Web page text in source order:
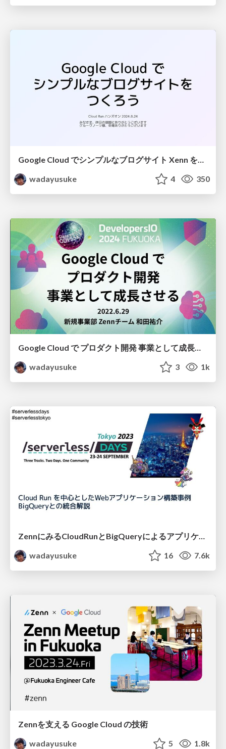
Google Cloud でシンプルなブログサイト Xenn をつくろう / xenn-google-cloud-handson
wadayusuke
4 350
Google Cloud で プロダクト開発 事業として成長させるZennの例 / grows-zenn-with-google-cloud
wadayusuke
3 1k
wadayusuke
16 7.6k
Zennを支える Google Cloud の技術
wadayusuke
5 1.8k